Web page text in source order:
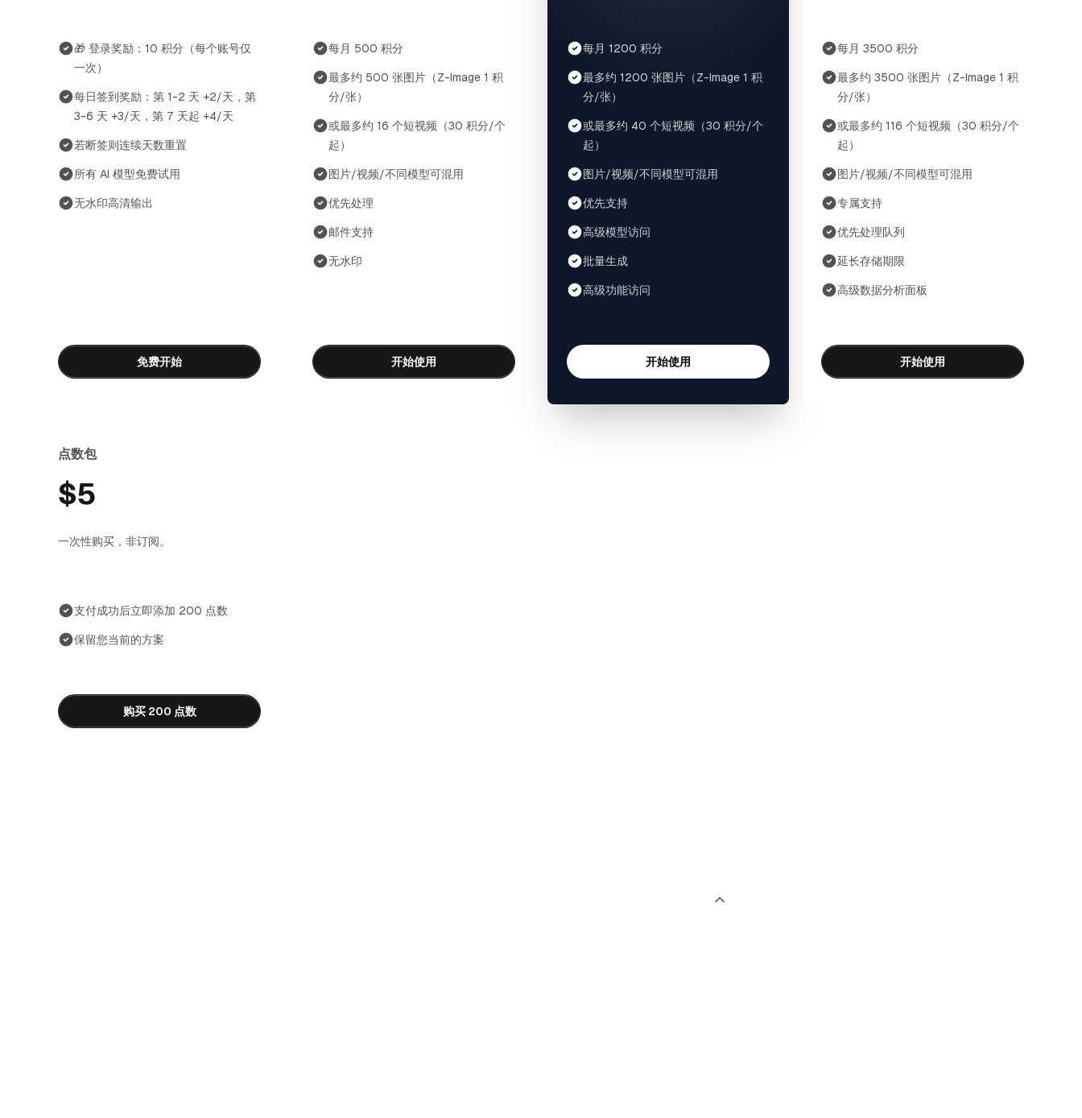
🎁 登录奖励：10 积分（每个账号仅
一次）
每日签到奖励：第 1-2 天 +2/天，第
3-6 天 +3/天，第 7 天起 +4/天
若断签则连续天数重置
所有 AI 模型免费试用
无水印高清输出
免费开始
每月 500 积分
最多约 500 张图片（Z-Image 1 积
分/张）
或最多约 16 个短视频（30 积分/个
起）
图片/视频/不同模型可混用
优先处理
邮件支持
无水印
开始使用
每月 1200 积分
最多约 1200 张图片（Z-Image 1 积
分/张）
或最多约 40 个短视频（30 积分/个
起）
图片/视频/不同模型可混用
优先支持
高级模型访问
批量生成
高级功能访问
开始使用
每月 3500 积分
最多约 3500 张图片（Z-Image 1 积
分/张）
或最多约 116 个短视频（30 积分/个
起）
图片/视频/不同模型可混用
专属支持
优先处理队列
延长存储期限
高级数据分析面板
开始使用
点数包
$5
一次性购买，非订阅。
支付成功后立即添加 200 点数
保留您当前的方案
购买 200 点数